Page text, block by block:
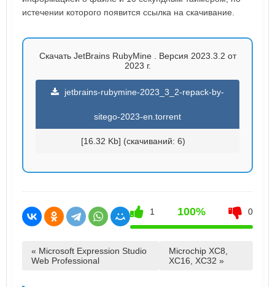
истечении которого появится ссылка на скачивание.
Скачать JetBrains RubyMine . Версия 2023.3.2 от
2023 г.
jetbrains-rubymine-2023_3_2-repack-by-
sitego-2023-en.torrent
[16.32 Kb] (cкачиваний: 6)
1 100% 0
« Microsoft Expression Studio
Web Professional
Microchip XC8,
XC16, XC32 »